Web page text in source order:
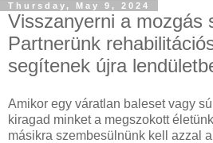
Thursday, May 9, 2024
Visszanyerni a mozgás
Partnerünk
segítenek újra
Amikor egy váratlan baleset vagy
kiragad minket a megszokott
másikra szembesülnünk kell azzal